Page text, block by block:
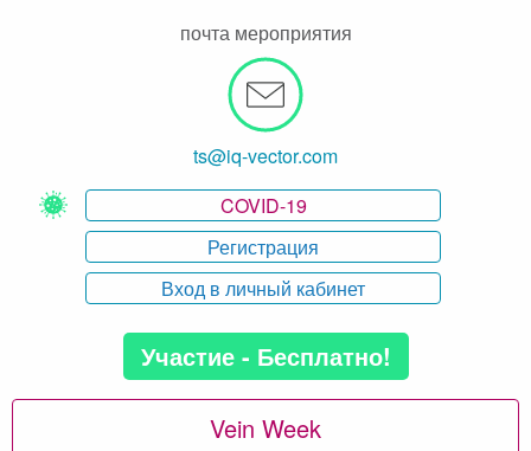
почта мероприятия
ts@iq-vector.com
COVID-19
Регистрация
Вход в личный кабинет
Участие - Бесплатно!
Vein Week